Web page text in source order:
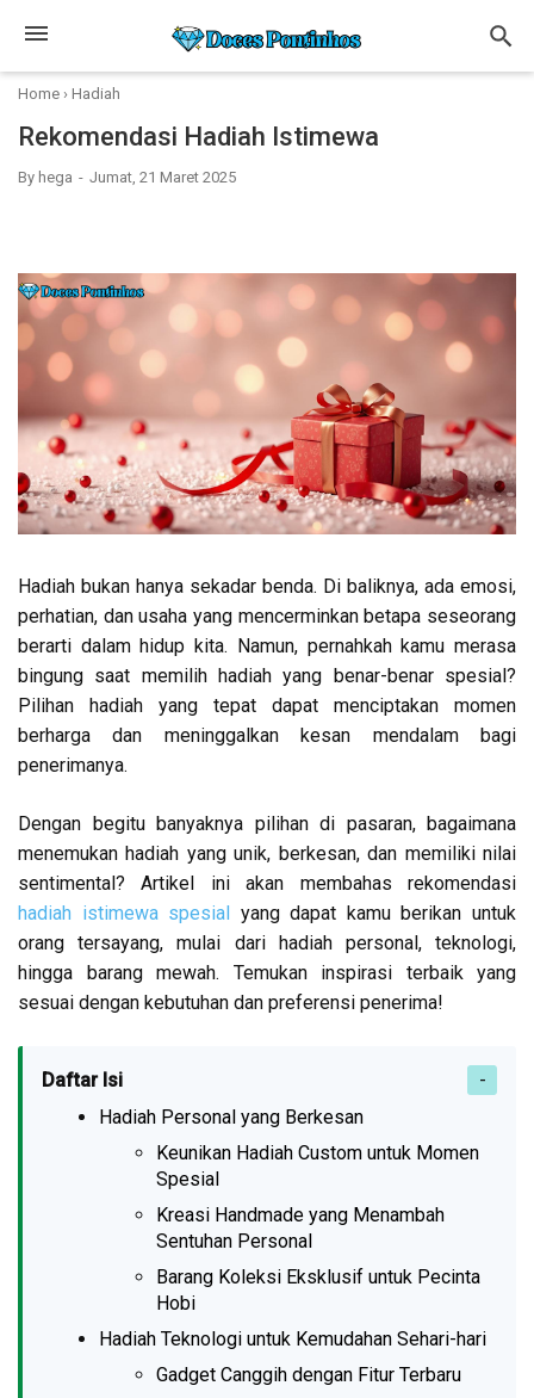
Home › Hadiah
Rekomendasi Hadiah Istimewa
By hega Jumat, 21 Maret 2025
Hadiah bukan hanya sekadar benda. Di baliknya, ada emosi,
perhatian, dan usaha yang mencerminkan betapa seseorang
berarti dalam hidup kita. Namun, pernahkah kamu merasa
bingung saat memilih hadiah yang benar-benar spesial?
Pilihan hadiah yang tepat dapat menciptakan momen
berharga dan meninggalkan kesan mendalam bagi
penerimanya.
Dengan begitu banyaknya pilihan di pasaran, bagaimana
menemukan hadiah yang unik, berkesan, dan memiliki nilai
sentimental? Artikel ini akan membahas rekomendasi
hadiah istimewa spesial
yang dapat kamu berikan untuk
orang tersayang, mulai dari hadiah personal, teknologi,
hingga barang mewah. Temukan inspirasi terbaik yang
sesuai dengan kebutuhan dan preferensi penerima!
Daftar Isi
Hadiah Personal yang Berkesan
Keunikan Hadiah Custom untuk Momen
Spesial
Kreasi Handmade yang Menambah
Sentuhan Personal
Barang Koleksi Eksklusif untuk Pecinta
Hobi
Hadiah Teknologi untuk Kemudahan Sehari-hari
Gadget Canggih dengan Fitur Terbaru